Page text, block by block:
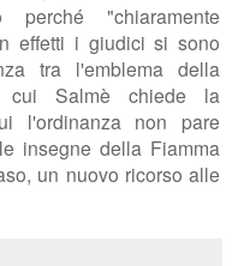
perché "chiaramente
effetti i giudici si sono
tra l'emblema della
cui Salmè chiede la
l'ordinanza non pare
insegne della Fiamma
un nuovo ricorso alle